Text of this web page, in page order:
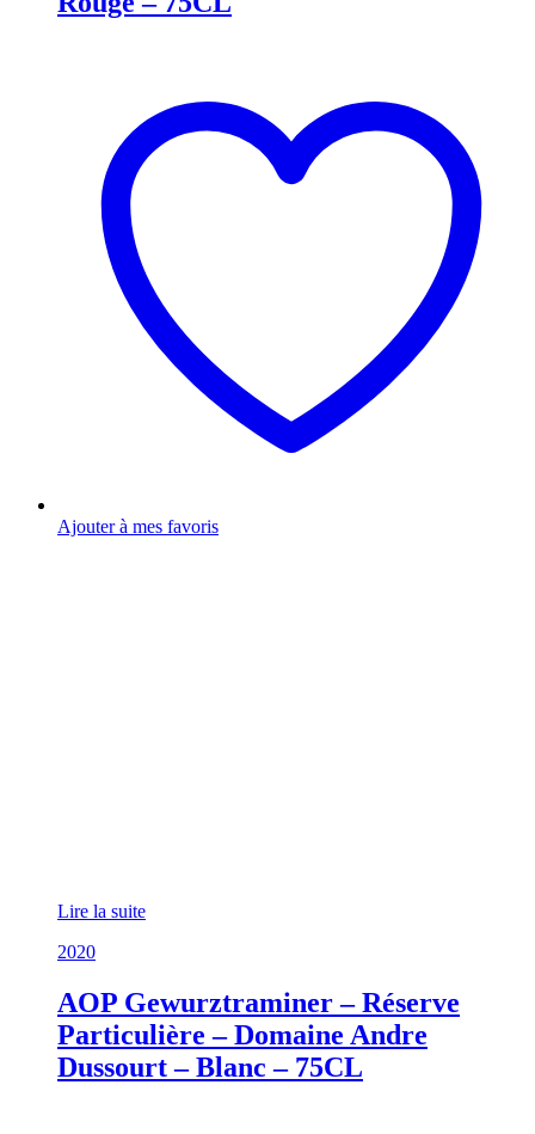
Ajouter à mes favoris
Lire la suite
2020
AOP Gewurztraminer – Réserve
Particulière – Domaine Andre
Dussourt – Blanc – 75CL